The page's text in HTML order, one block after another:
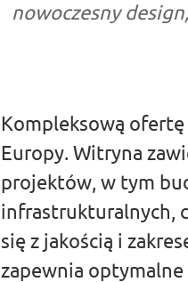
nowoczesny
Kompleksową ofertę
Europy. Witryna
projektów, w tym
infrastrukturalnych,
się z jakością i
zapewnia